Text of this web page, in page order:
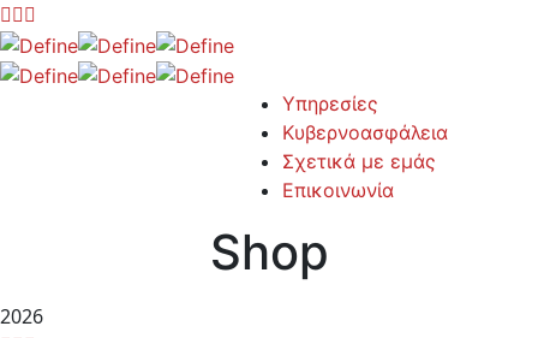
Υπηρεσίες
Κυβερνοασφάλεια
Σχετικά με εμάς
Επικοινωνία
Shop
2026